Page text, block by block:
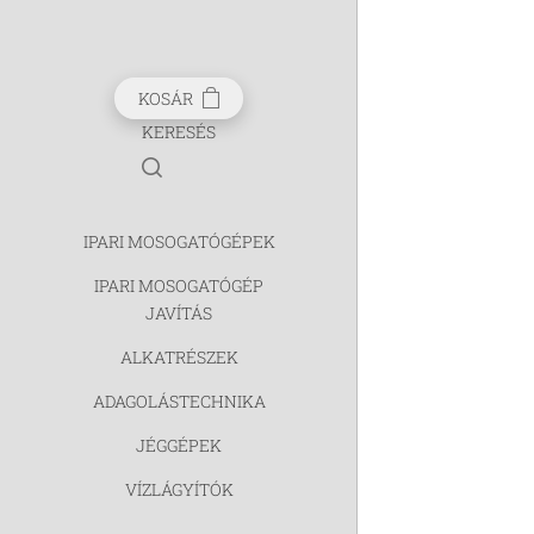
KOSÁR
KERESÉS
IPARI MOSOGATÓGÉPEK
IPARI MOSOGATÓGÉP
JAVÍTÁS
ALKATRÉSZEK
ADAGOLÁSTECHNIKA
JÉGGÉPEK
VÍZLÁGYÍTÓK